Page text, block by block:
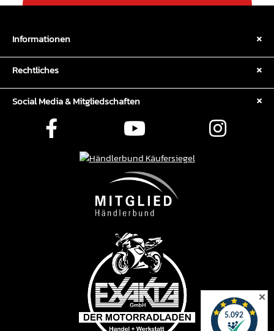
Informationen
Rechtliches
Social Media & Mitgliedschaften
✕